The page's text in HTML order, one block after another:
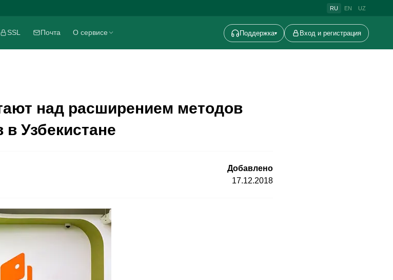
RU EN UZ
SSL Почта О сервисе Поддержка▾ Вход и регистрация
над расширением методов
Узбекистане
Добавлено
17.12.2018